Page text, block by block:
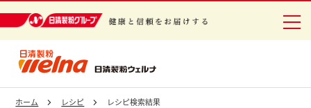
ホーム レシピ レシピ検索結果